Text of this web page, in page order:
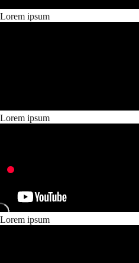
Lorem ipsum
Lorem ipsum
Lorem ipsum